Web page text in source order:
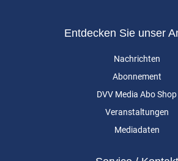
Entdecken Sie unser
Nachrichten
Abonnement
DVV Media Abo Shop
Veranstaltungen
Mediadaten